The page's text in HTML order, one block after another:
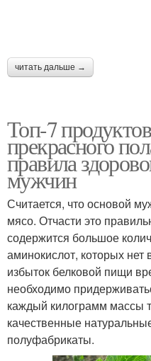
ежедневного рациона
Продукты при катаракте
Разные продукты
Продукт на земле
Пищевые продукты
читать дальше →
Топ-7
прекрасного
правила
мужчин
Считается, что основой
мясо. Отчасти это
содержится большое
аминокислот, которых
избыток белковой пищи
необходимо
каждый килограмм массы
качественные
полуфабрикаты.